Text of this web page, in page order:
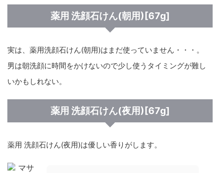
薬用 洗顔石けん(朝用)[67g]
実は、薬用洗顔石けん(朝用)はまだ使っていません・・・。
男は朝洗顔に時間をかけないので少し使うタイミングが難し
いかもしれない。
薬用 洗顔石けん(夜用)[67g]
薬用 洗顔石けん(夜用)は優しい香りがします。